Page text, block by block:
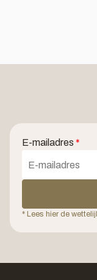
E-mailadres *
* Lees hier de